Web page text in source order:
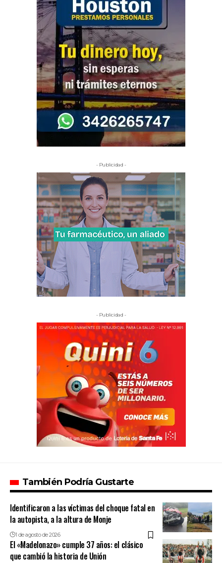
- Publicidad -
- Publicidad -
También Podría Gustarte
Identificaron a las víctimas del choque fatal en
la autopista, a la altura de Monje
1 de agosto de 2026
El «Madelonazo» cumple 37 años: el clásico
que cambió la historia de Unión